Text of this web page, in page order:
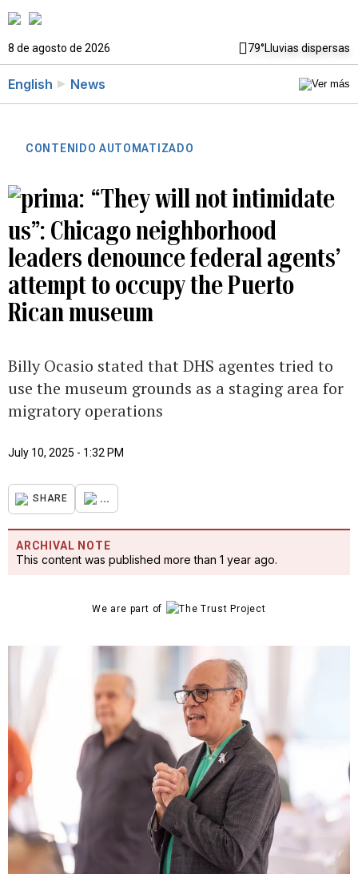
8 de agosto de 2026 79°Lluvias dispersas
English News
CONTENIDO AUTOMATIZADO
“They will not intimidate
us”: Chicago neighborhood
leaders denounce federal agents’
attempt to occupy the Puerto
Rican museum
Billy Ocasio stated that DHS agentes tried to
use the museum grounds as a staging area for
migratory operations
July 10, 2025 - 1:32 PM
SHARE ...
ARCHIVAL NOTE
This content was published more than 1 year ago.
We are part of